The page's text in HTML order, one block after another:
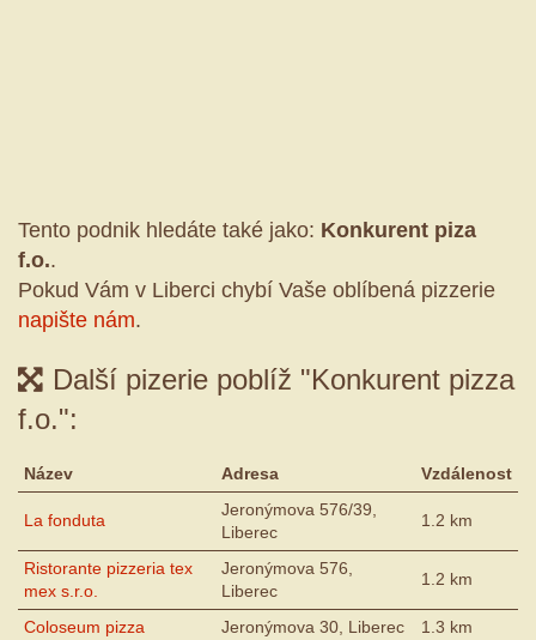
Tento podnik hledáte také jako: Konkurent piza
f.o..
Pokud Vám v Liberci chybí Vaše oblíbená pizzerie
napište nám.
Další pizerie poblíž "Konkurent pizza
f.o.":
Název Adresa Vzdálenost
La fonduta
Jeronýmova 576/39,
Liberec
1.2 km
Ristorante pizzeria tex
mex s.r.o.
Jeronýmova 576,
Liberec
1.2 km
Coloseum pizza Jeronýmova 30, Liberec 1.3 km